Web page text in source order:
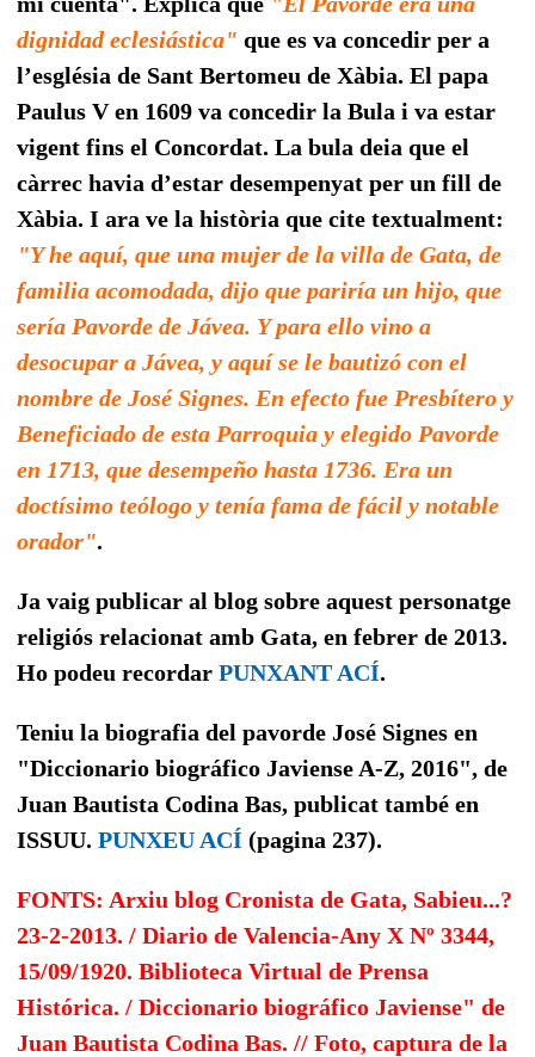
dignidad eclesiástica" que es va concedir per a
l’església de Sant Bertomeu de Xàbia. El papa
Paulus V en 1609 va concedir la Bula i va estar
vigent fins el Concordat. La bula deia que el
càrrec havia d’estar desempenyat per un fill de
Xàbia. I ara ve la història que cite textualment:
"Y he aquí, que una mujer de la villa de Gata, de
familia acomodada, dijo que pariría un hijo, que
sería Pavorde de Jávea. Y para ello vino a
desocupar a Jávea, y aquí se le bautizó con el
nombre de José Signes. En efecto fue Presbítero y
Beneficiado de esta Parroquia y elegido Pavorde
en 1713, que desempeño hasta 1736. Era un
doctísimo teólogo y tenía fama de fácil y notable
orador".
Ja vaig publicar al blog sobre aquest personatge
religiós relacionat amb Gata, en febrer de 2013.
Ho podeu recordar PUNXANT ACÍ.
Teniu la biografia del pavorde José Signes en
"Diccionario biográfico Javiense A-Z, 2016", de
Juan Bautista Codina Bas, publicat també en
ISSUU. PUNXEU ACÍ (pagina 237).
FONTS: Arxiu blog Cronista de Gata, Sabieu...?
23-2-2013. / Diario de Valencia-Any X Nº 3344,
15/09/1920. Biblioteca Virtual de Prensa
Histórica. / Diccionario biográfico Javiense" de
Juan Bautista Codina Bas. // Foto, captura de la